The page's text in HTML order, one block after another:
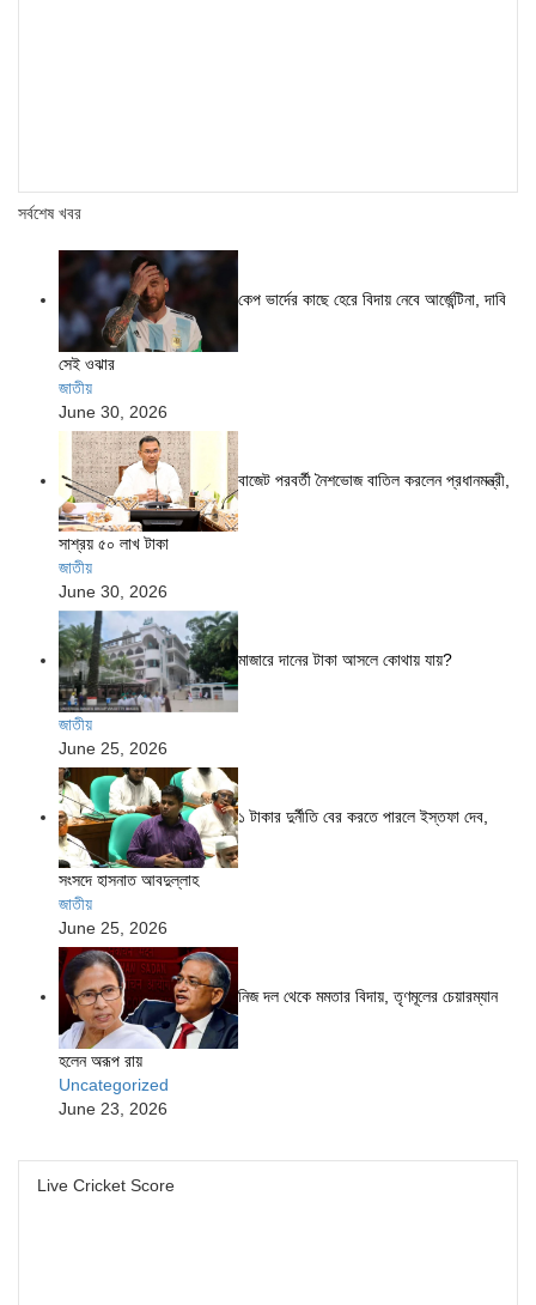
সর্বশেষ খবর
কেপ ভার্দের কাছে হেরে বিদায় নেবে আর্জেন্টিনা, দাবি
সেই ওঝার
জাতীয়
June 30, 2026
বাজেট পরবর্তী নৈশভোজ বাতিল করলেন প্রধানমন্ত্রী,
সাশ্রয় ৫০ লাখ টাকা
জাতীয়
June 30, 2026
মাজারে দানের টাকা আসলে কোথায় যায়?
জাতীয়
June 25, 2026
১ টাকার দুর্নীতি বের করতে পারলে ইস্তফা দেব,
সংসদে হাসনাত আবদুল্লাহ
জাতীয়
June 25, 2026
নিজ দল থেকে মমতার বিদায়, তৃণমূলের চেয়ারম্যান
হলেন অরূপ রায়
Uncategorized
June 23, 2026
Live Cricket Score